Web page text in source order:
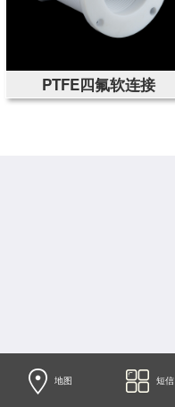
PTFE四氟软连接
地图 短信